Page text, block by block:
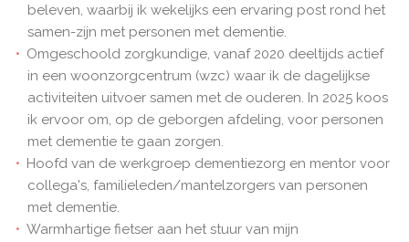
beleven, waarbij ik wekelijks een ervaring post rond het
samen-zijn met personen met dementie.
Omgeschoold zorgkundige, vanaf 2020 deeltijds actief
in een woonzorgcentrum (wzc) waar ik de dagelijkse
activiteiten uitvoer samen met de ouderen. In 2025 koos
ik ervoor om, op de geborgen afdeling, voor personen
met dementie te gaan zorgen.
Hoofd van de werkgroep dementiezorg en mentor voor
collega's, familieleden/mantelzorgers van personen
met dementie.
Warmhartige fietser aan het stuur van mijn